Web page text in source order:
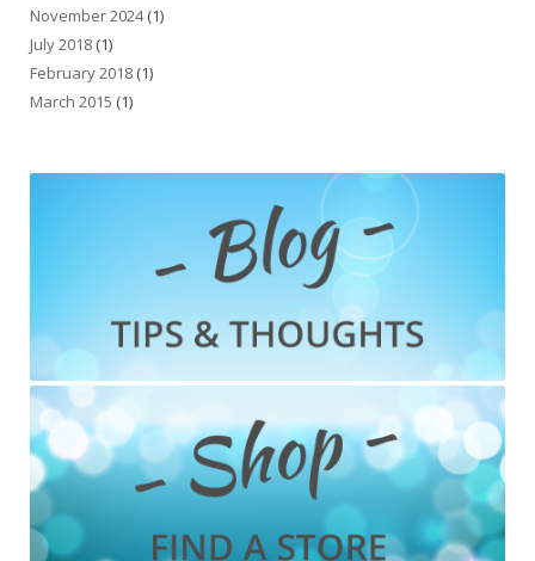
November 2024(1)
July 2018 (1)
February 2018 (1)
March 2015 (1)